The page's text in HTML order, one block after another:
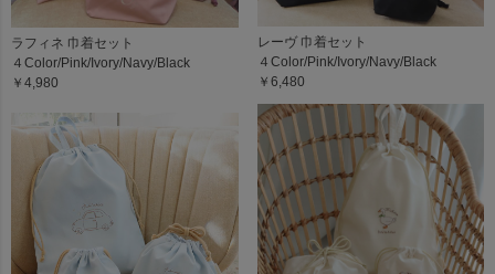
ラフィネ 巾着セット
４Color/Pink/Ivory/Navy/Black
￥4,980
レーヴ 巾着セット
４Color/Pink/Ivory/Navy/Black
￥6,480